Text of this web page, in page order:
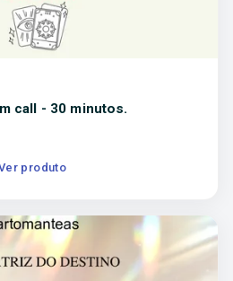
call - 30 minutos.
produto